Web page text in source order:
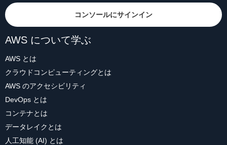
コンソールにサインイン
AWS について学ぶ
AWS とは
クラウドコンピューティングとは
AWS のアクセシビリティ
DevOps とは
コンテナとは
データレイクとは
人工知能 (AI) とは